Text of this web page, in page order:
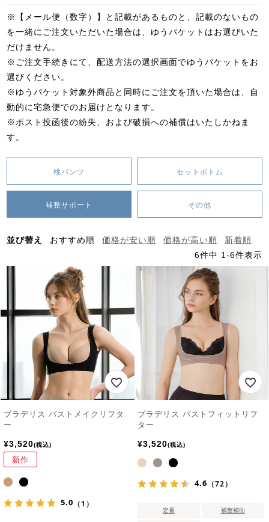
※【メール便（数字）】と記載があるものと、記載のないもの
を一緒にご注文いただいた場合は、ゆうパケットはお選びいた
だけません。
※ご注文手続きにて、配送方法の選択画面でゆうパケットをお
選びください。
※ゆうパケット対象外商品と同時にご注文を頂いた場合は、自
動的に宅急便でのお届けとなります。
※ポスト投函後の紛失、および破損への補償はいたしかねま
す。
桃パンツ セットボトム
補整サポート その他
並び替え おすすめ順 価格が安い順 価格が高い順
新着順
6件中 1-6件表示
ブラデリス バストメイクリフタ
ー
¥3,520 税込
新作
5.0 （1）
ブラデリス バストフィットリフ
ター
¥3,520 税込
4.6 （72）
定番 補整補助